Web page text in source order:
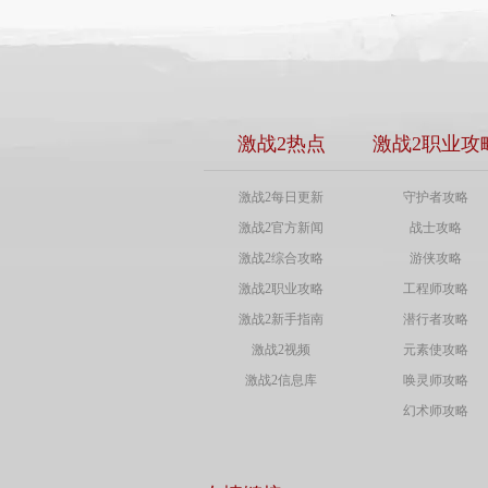
激战2热点
激战2每日更新
激战2官方新闻
激战2综合攻略
激战2职业攻略
激战2新手指南
激战2视频
激战2信息库
激战2职业攻
守护者攻略
战士攻略
游侠攻略
工程师攻略
潜行者攻略
元素使攻略
唤灵师攻略
幻术师攻略